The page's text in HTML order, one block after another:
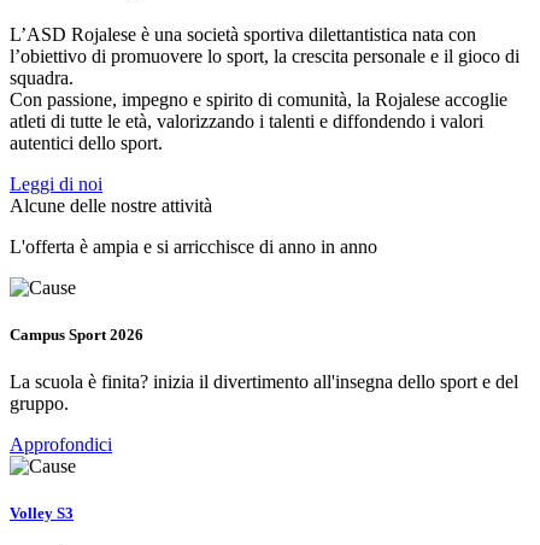
L’ASD Rojalese è una società sportiva dilettantistica nata con
l’obiettivo di promuovere lo sport, la crescita personale e il gioco di
squadra.
Con passione, impegno e spirito di comunità, la Rojalese accoglie
atleti di tutte le età, valorizzando i talenti e diffondendo i valori
autentici dello sport.
Leggi di noi
Alcune delle nostre attività
L'offerta è ampia e si arricchisce di anno in anno
Campus Sport 2026
La scuola è finita? inizia il divertimento all'insegna dello sport e del
gruppo.
Approfondici
Volley S3